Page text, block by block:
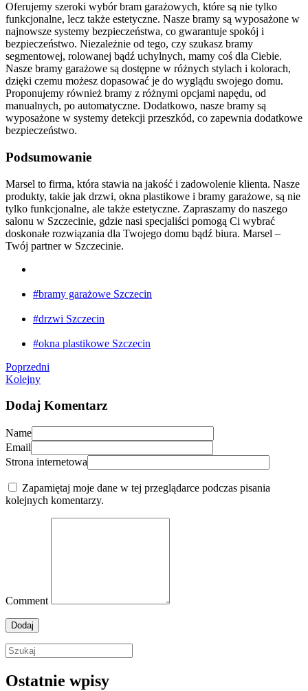
Oferujemy szeroki wybór bram garażowych, które są nie tylko
funkcjonalne, lecz także estetyczne. Nasze bramy są wyposażone w
najnowsze systemy bezpieczeństwa, co gwarantuje spokój i
bezpieczeństwo. Niezależnie od tego, czy szukasz bramy
segmentowej, rolowanej bądź uchylnych, mamy coś dla Ciebie.
Nasze bramy garażowe są dostępne w różnych stylach i kolorach,
dzięki czemu możesz dopasować je do wyglądu swojego domu.
Proponujemy również bramy z różnymi opcjami napędu, od
manualnych, po automatyczne. Dodatkowo, nasze bramy są
wyposażone w systemy detekcji przeszkód, co zapewnia dodatkowe
bezpieczeństwo.
Podsumowanie
Marsel to firma, która stawia na jakość i zadowolenie klienta. Nasze
produkty, takie jak drzwi, okna plastikowe i bramy garażowe, są nie
tylko funkcjonalne, ale także estetyczne. Zapraszamy do naszego
salonu w Szczecinie, gdzie nasi specjaliści pomogą Ci wybrać
doskonałe rozwiązania dla Twojego domu bądź biura. Marsel –
Twój partner w Szczecinie.
#bramy garażowe Szczecin
#drzwi Szczecin
#okna plastikowe Szczecin
Poprzedni
Kolejny
Dodaj Komentarz
Name
Email
Strona internetowa
Zapamiętaj moje dane w tej przeglądarce podczas pisania
kolejnych komentarzy.
Comment
Ostatnie wpisy